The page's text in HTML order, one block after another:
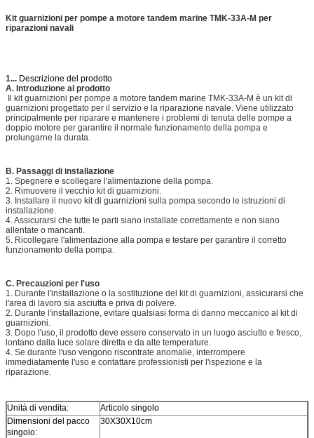
Kit guarnizioni per pompe a motore tandem marine TMK-33A-M per
riparazioni navali
1... Descrizione del prodotto
A. Introduzione al prodotto
Il kit guarnizioni per pompe a motore tandem marine TMK-33A-M è un kit di
guarnizioni progettato per il servizio e la riparazione navale. Viene utilizzato
principalmente per riparare e mantenere i problemi di tenuta delle pompe a
doppio motore per garantire il normale funzionamento della pompa e
prolungarne la durata.
B. Passaggi di installazione
1. Spegnere e scollegare l'alimentazione della pompa.
2. Rimuovere il vecchio kit di guarnizioni.
3. Installare il nuovo kit di guarnizioni sulla pompa secondo le istruzioni di
installazione.
4. Assicurarsi che tutte le parti siano installate correttamente e non siano
allentate o mancanti.
5. Ricollegare l'alimentazione alla pompa e testare per garantire il corretto
funzionamento della pompa.
C. Precauzioni per l'uso
1. Durante l'installazione o la sostituzione del kit di guarnizioni, assicurarsi che
l'area di lavoro sia asciutta e priva di polvere.
2. Durante l'installazione, evitare qualsiasi forma di danno meccanico al kit di
guarnizioni.
3. Dopo l'uso, il prodotto deve essere conservato in un luogo asciutto e fresco,
lontano dalla luce solare diretta e da alte temperature.
4. Se durante l'uso vengono riscontrate anomalie, interrompere
immediatamente l'uso e contattare professionisti per l'ispezione e la
riparazione.
Unità di vendita:
Articolo singolo
Dimensioni del pacco
singolo:
30X30X10cm